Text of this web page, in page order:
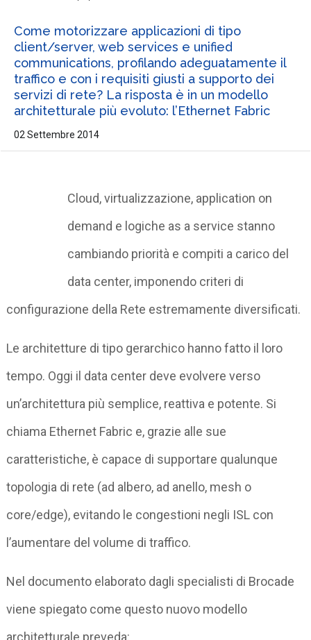
Come motorizzare applicazioni di tipo
client/server, web services e unified
communications, profilando adeguatamente il
traffico e con i requisiti giusti a supporto dei
servizi di rete? La risposta è in un modello
architetturale più evoluto: l’Ethernet Fabric
02 Settembre 2014
Cloud, virtualizzazione, application on
demand e logiche as a service stanno
cambiando priorità e compiti a carico del
data center, imponendo criteri di
configurazione della Rete estremamente diversificati.
Le architetture di tipo gerarchico hanno fatto il loro
tempo. Oggi il data center deve evolvere verso
un’architettura più semplice, reattiva e potente. Si
chiama Ethernet Fabric e, grazie alle sue
caratteristiche, è capace di supportare qualunque
topologia di rete (ad albero, ad anello, mesh o
core/edge), evitando le congestioni negli ISL con
l’aumentare del volume di traffico.
Nel documento elaborato dagli specialisti di Brocade
viene spiegato come questo nuovo modello
architetturale preveda: